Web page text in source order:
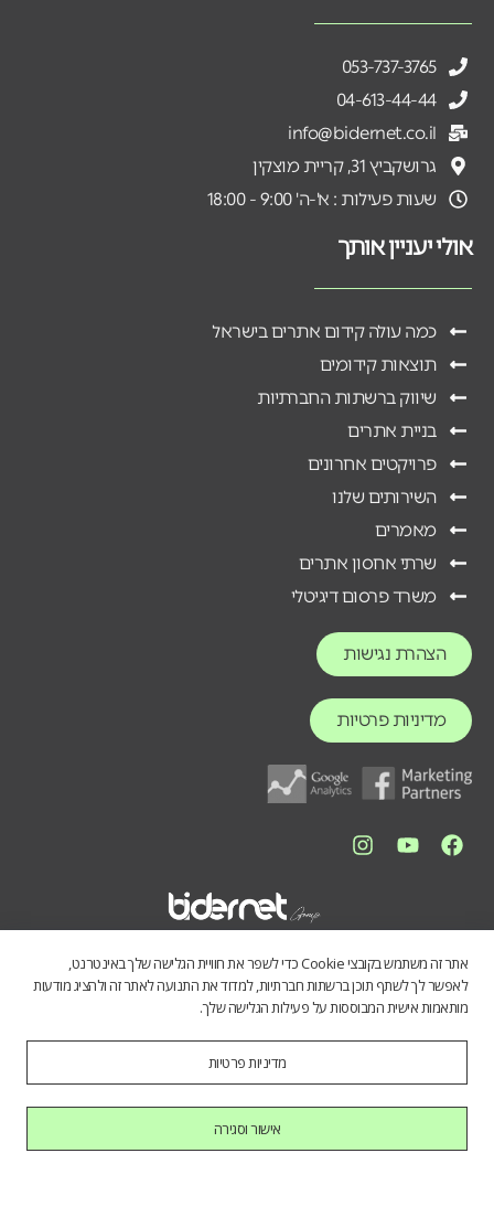
053-737-3765
04-613-44-44
info@bidernet.co.il
גרושקביץ 31, קריית מוצקין
שעות פעילות : א'-ה' 9:00 - 18:00
אולי יעניין אותך
כמה עולה קידום אתרים בישראל
תוצאות קידומים
שיווק ברשתות החברתיות
בניית אתרים
פרויקטים אחרונים
השירותים שלנו
מאמרים
שרתי אחסון אתרים
משרד פרסום דיגיטלי
הצהרת נגישות
מדיניות פרטיות
התכנים באתר נועדו לספק מידע כללי לציבור הרחב. אין לראות בהם תחליף
במידע הינו על אחריות המשתמש בלבד.
אתר זה משתמש בקובצי Cookie כדי לשפר את חוויית הגלישה שלך באינטרנט,
לאפשר לך לשתף תוכן ברשתות חברתיות, למדוד את התנועה לאתר זה ולהציג מודעות
מותאמות אישית המבוססות על פעילות הגלישה שלך.
מדיניות פרטיות
אישור וסגירה